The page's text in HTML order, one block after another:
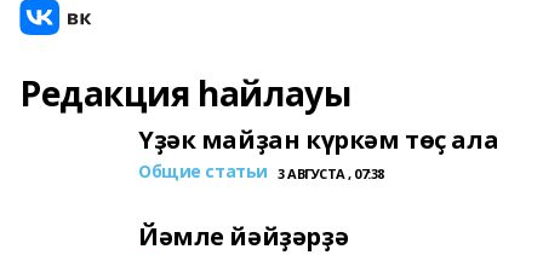
Редакция һайлауы
Үҙәк майҙан күркәм төҫ ала
Общие статьи 3 АВГУСТА , 07:38
Йәмле йәйҙәрҙә